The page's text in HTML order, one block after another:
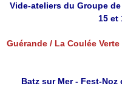
Vide-ateliers du Groupe
15 et
Guérande / La Coulée
Batz sur Mer - Fest-